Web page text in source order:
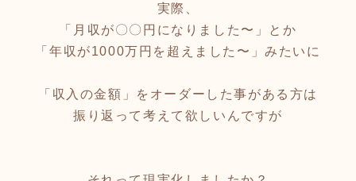
実際、
「月収が〇〇円になりました〜」とか
「年収が1000万円を超えました〜」みたいに
「収入の金額」をオーダーした事がある方は
振り返って考えて欲しいんですが